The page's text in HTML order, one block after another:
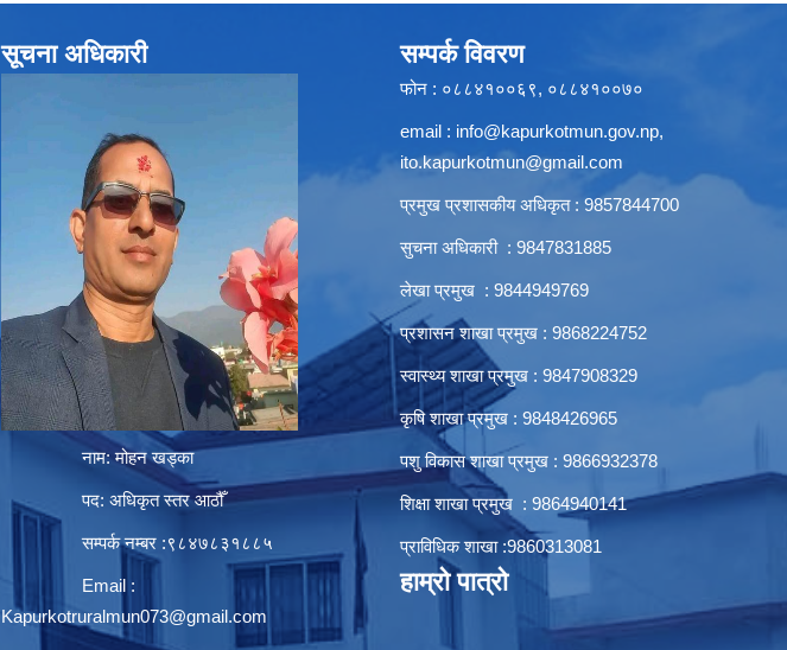
सूचना अधिकारी
नाम: मोहन खड्का
पद: अधिकृत स्तर आठौँ
सम्पर्क नम्बर :९८४७८३१८८५
Email :
Kapurkotruralmun073@gmail.com
सम्पर्क विवरण
फोन : ०८८४१००६९, ०८८४१००७०
email : info@kapurkotmun.gov.np,
ito.kapurkotmun@gmail.com
प्रमुख प्रशासकीय अधिकृत : 9857844700
सुचना अधिकारी : 9847831885
लेखा प्रमुख : 9844949769
प्रशासन शाखा प्रमुख : 9868224752
स्वास्थ्य शाखा प्रमुख : 9847908329
कृषि शाखा प्रमुख : 9848426965
पशु विकास शाखा प्रमुख : 9866932378
शिक्षा शाखा प्रमुख : 9864940141
प्राविधिक शाखा :9860313081
हाम्रो पात्रो